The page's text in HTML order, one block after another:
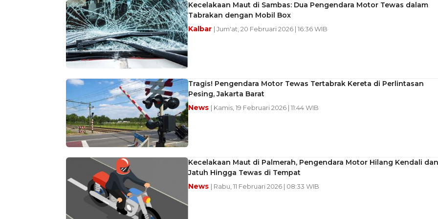
Kecelakaan Maut di Sambas: Dua Pengendara Motor Tewas dalam
Tabrakan dengan Mobil Box
Kalbar | Jum'at, 20 Februari 2026 | 16:36 WIB
Tragis! Pengendara Motor Tewas Tertabrak Kereta di Perlintasan
Pesing, Jakarta Barat
News | Kamis, 19 Februari 2026 | 11:44 WIB
Kecelakaan Maut di Palmerah, Pengendara Motor Hilang Kendali dan
Jatuh Hingga Tewas di Tempat
News | Rabu, 11 Februari 2026 | 08:33 WIB